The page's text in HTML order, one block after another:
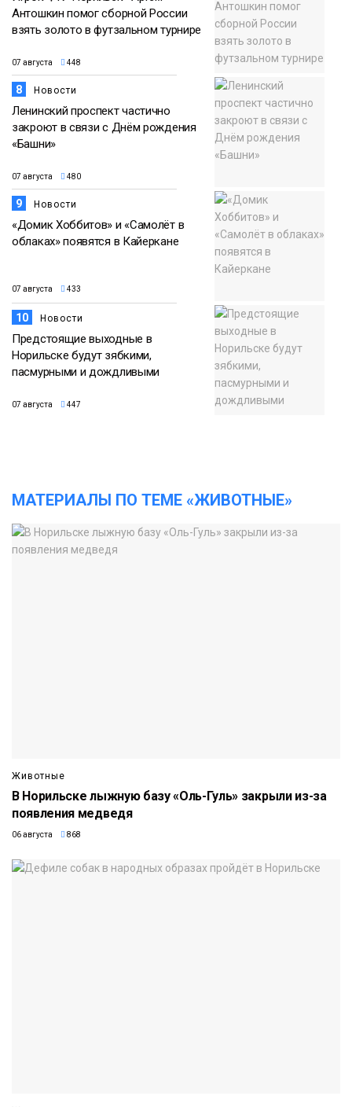
Антошкин помог сборной России
взять золото в футзальном турнире
07 августа 448
8 Новости
Ленинский проспект частично
закроют в связи с Днём рождения
«Башни»
07 августа 480
9 Новости
«Домик Хоббитов» и «Самолёт в
облаках» появятся в Кайеркане
07 августа 433
10 Новости
Предстоящие выходные в
Норильске будут зябкими,
пасмурными и дождливыми
07 августа 447
МАТЕРИАЛЫ ПО ТЕМЕ «ЖИВОТНЫЕ»
Животные
В Норильске лыжную базу «Оль-Гуль» закрыли из-за
появления медведя
06 августа 868